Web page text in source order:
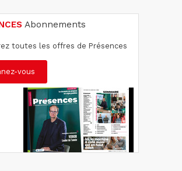
Abonnements
toutes les offres de Présences
vous